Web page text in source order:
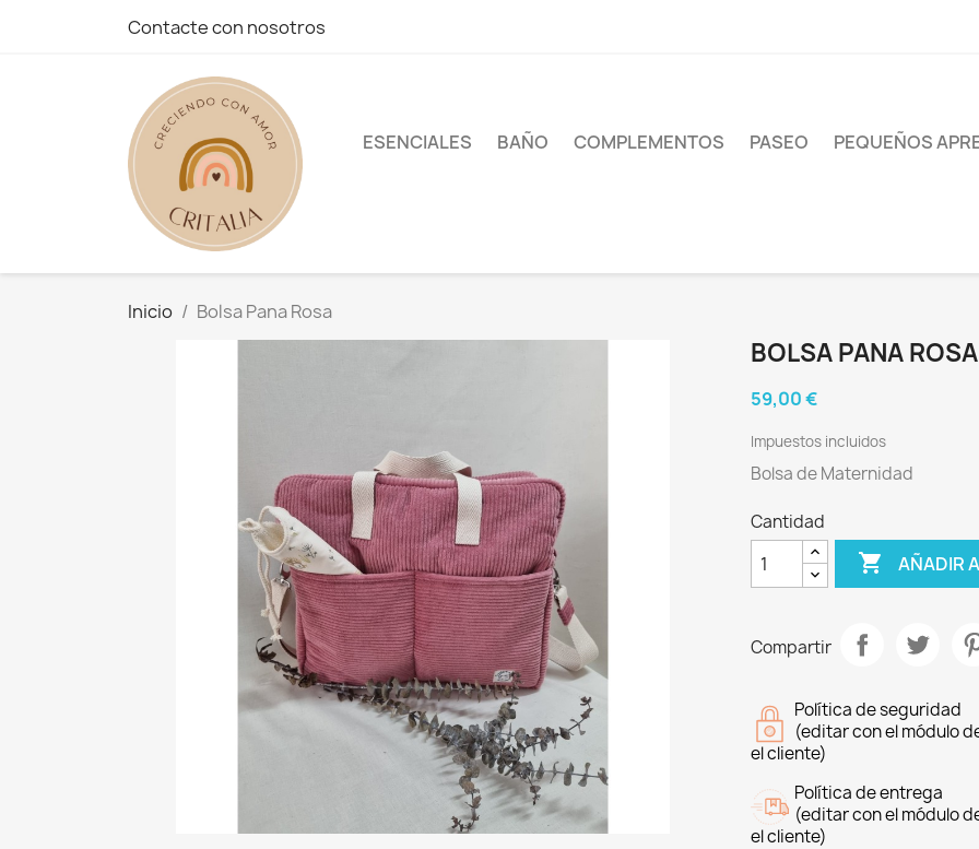
Contacte con nosotros
ESENCIALES BAÑO COMPLEMENTOS PASEO PEQUEÑOS
Inicio Bolsa Pana Rosa
BOLSA PANA ROSA
59,00 €
Impuestos incluidos
Bolsa de Maternidad
Cantidad
 AÑADIR
Compartir
Política de seguridad
(editar con el módulo
el cliente)
Política de entrega
(editar con el módulo
el cliente)